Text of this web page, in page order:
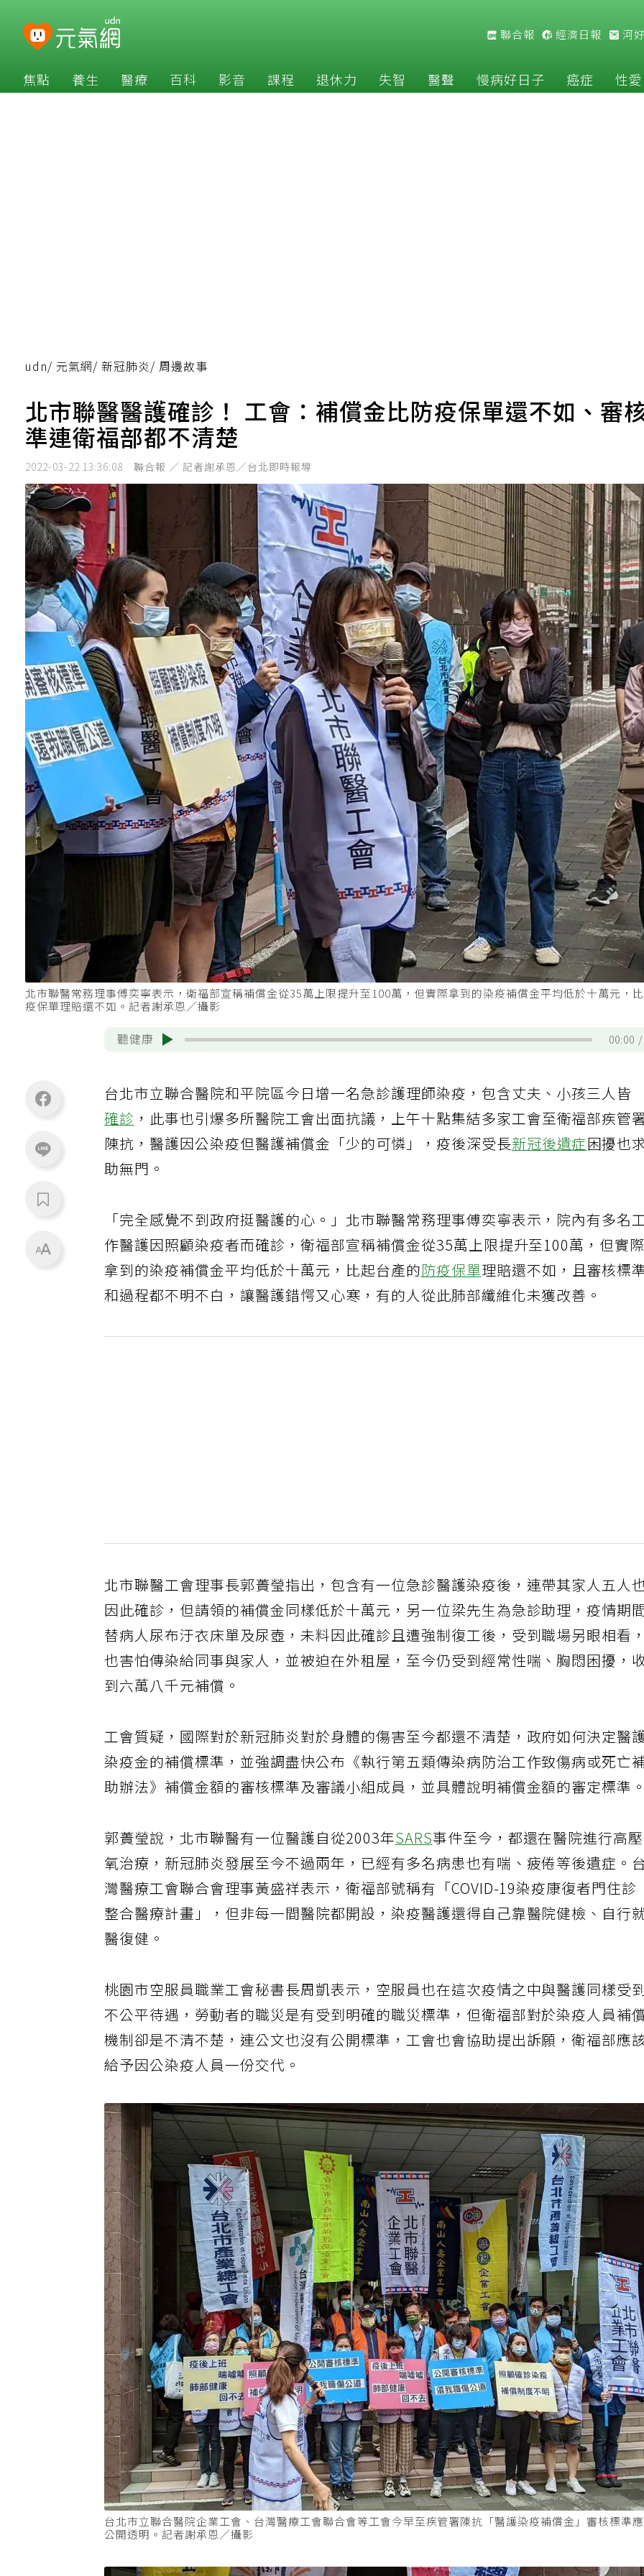
聯合報 經濟日報 河
焦點 養生 醫療 百科 影音 課程 退休力 失智 醫聲 慢病好日子 癌症 性愛
udn/ 元氣網/ 新冠肺炎/ 周邊故事
北市聯醫醫護確診！ 工會：補償金比防疫保單還不如、審
準連衛福部都不清楚
2022-03-22 13:36:08 聯合報 ／ 記者謝承恩／台北即時報導
北市聯醫常務理事傅奕寧表示，衛福部宣稱補償金從35萬上限提升至100萬，但實際拿到的染疫補償金平均低於十萬元，
疫保單理賠還不如。記者謝承恩／攝影
聽健康 00:00
台北市立聯合醫院和平院區今日增一名急診護理師染疫，包含丈夫、小孩三人皆
確診 ，此事也引爆多所醫院工會出面抗議，上午十點集結多家工會至衛福部疾管
陳抗，醫護因公染疫但醫護補償金「少的可憐」，疫後深受長新冠後遺症困擾也
助無門。
「完全感覺不到政府挺醫護的心。」北市聯醫常務理事傅奕寧表示，院內有多名
作醫護因照顧染疫者而確診，衛福部宣稱補償金從35萬上限提升至100萬，但實
拿到的染疫補償金平均低於十萬元，比起台產的防疫保單理賠還不如，且審核標
和過程都不明不白，讓醫護錯愕又心寒，有的人從此肺部纖維化未獲改善。
北市聯醫工會理事長郭蕢瑩指出，包含有一位急診醫護染疫後，連帶其家人五人
因此確診，但請領的補償金同樣低於十萬元，另一位梁先生為急診助理，疫情期
替病人尿布汙衣床單及尿壺，未料因此確診且遭強制復工後，受到職場另眼相看
也害怕傳染給同事與家人，並被迫在外租屋，至今仍受到經常性喘、胸悶困擾，
到六萬八千元補償。
工會質疑，國際對於新冠肺炎對於身體的傷害至今都還不清楚，政府如何決定醫
染疫金的補償標準，並強調盡快公布《執行第五類傳染病防治工作致傷病或死亡
助辦法》補償金額的審核標準及審議小組成員，並具體說明補償金額的審定標準
郭蕢瑩說，北市聯醫有一位醫護自從2003年SARS事件至今，都還在醫院進行高
氧治療，新冠肺炎發展至今不過兩年，已經有多名病患也有喘、疲倦等後遺症。
灣醫療工會聯合會理事黃盛祥表示，衛福部號稱有「COVID-19染疫康復者門住診
整合醫療計畫」，但非每一間醫院都開設，染疫醫護還得自己靠醫院健檢、自行
醫復健。
桃園市空服員職業工會秘書長周凱表示，空服員也在這次疫情之中與醫護同樣受
不公平待遇，勞動者的職災是有受到明確的職災標準，但衛福部對於染疫人員補
機制卻是不清不楚，連公文也沒有公開標準，工會也會協助提出訴願，衛福部應
給予因公染疫人員一份交代。
台北市立聯合醫院企業工會、台灣醫療工會聯合會等工會今早至疾管署陳抗「醫護染疫補償金」審核標準